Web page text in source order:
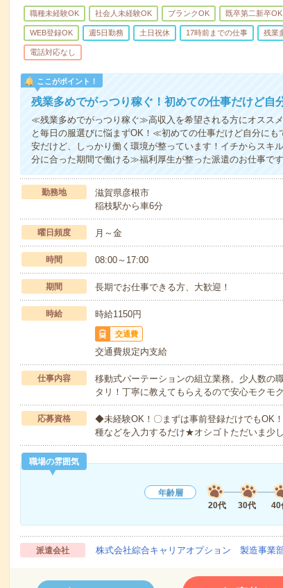
職種未経験OK 社会人未経験OK ブランクOK 既卒第二新卒OK
WEB登録OK 週5日勤務 土日祝休 17時前までの仕事 残業
電話対応なし
ここがポイント！
残業多めでがっつり稼ぐ！初めての仕事だけど自
≪残業多めでがっつり稼ぐ≫高収入を希望される方にオスス
と毎日の服選びに悩まずOK！≪初めての仕事だけど自分に
安だけど、しっかり働く環境が整っています！イチからスキ
分に合った期間で働ける≫福利厚生が整った派遣のお仕事です
勤務地
滋賀県彦根市
稲枝駅から車6分
曜日頻度 月～金
時間 08:00～17:00
期間 長期でお仕事できる方、大歓迎！
時給 時給1150円
交通費
交通費規定内支給
仕事内容
移動式パーテーションの組立業務。少人数の
タリ！丁寧に教えてもらえるので安心モクモ
応募資格
◆未経験OK！〇まずは事前登録だけでもOK
種などを入力するだけ★オシゴトただいま少
職場の雰囲気
年齢層
20代
30代 40
派遣会社 株式会社綜合キャリアオプション 製造事業部